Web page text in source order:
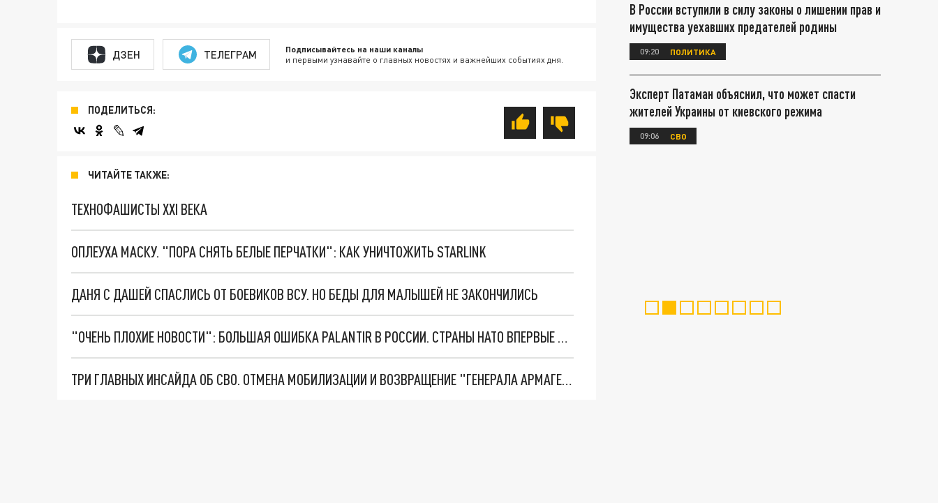
ДЗЕН ТЕЛЕГРАМ Подписывайтесь на наши каналы
и первыми узнавайте о главных новостях и важнейших событиях дня.
ПОДЕЛИТЬСЯ:
ЧИТАЙТЕ ТАКЖЕ:
ТЕХНОФАШИСТЫ XXI ВЕКА
ОПЛЕУХА МАСКУ. "ПОРА СНЯТЬ БЕЛЫЕ ПЕРЧАТКИ": КАК УНИЧТОЖИТЬ STARLINK
ДАНЯ С ДАШЕЙ СПАСЛИСЬ ОТ БОЕВИКОВ ВСУ. НО БЕДЫ ДЛЯ МАЛЫШЕЙ НЕ ЗАКОНЧИЛИСЬ
"ОЧЕНЬ ПЛОХИЕ НОВОСТИ": БОЛЬШАЯ ОШИБКА PALANTIR В РОССИИ. СТРАНЫ НАТО ВПЕРВЫЕ ЗА СВО ОСТАНОВИЛИ ПОСТАВКИ ОРУЖИЯ. ВСУ ТЕРЯЮТ ПРИГРАНИЧЬЕ?
ТРИ ГЛАВНЫХ ИНСАЙДА ОБ СВО. ОТМЕНА МОБИЛИЗАЦИИ И ВОЗВРАЩЕНИЕ "ГЕНЕРАЛА АРМАГЕДДОНА"? ОТЛИЧНЫЕ НОВОСТИ, КОТОРЫЕ ЖДАЛИ ВСЕ
В России вступили в силу законы о лишении прав и
имущества уехавших предателей родины
09:20 ПОЛИТИКА
Эксперт Патаман объяснил, что может спасти
жителей Украины от киевского режима
09:06 СВО